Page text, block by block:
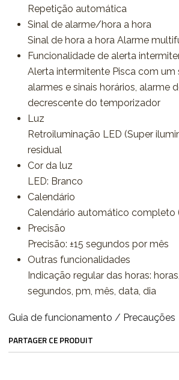
Repetição automática
Sinal de alarme/hora a hora
Sinal de hora a hora Alarme
Funcionalidade de alerta
Alerta intermitente Pisca com um
alarmes e sinais horários, alarme
decrescente do temporizador
Luz
Retroiluminação LED (Super
residual
Cor da luz
LED: Branco
Calendário
Calendário automático completo
Precisão
Precisão: ±15 segundos por mês
Outras funcionalidades
Indicação regular das horas:
segundos, pm, mês, data, dia
Guia de funcionamento / Precauções
PARTAGER CE PRODUIT